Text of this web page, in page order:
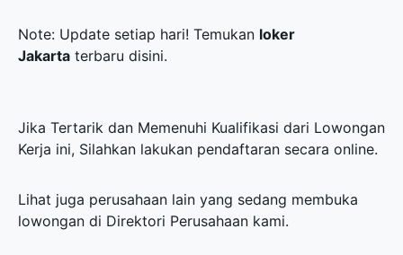
Note: Update setiap hari! Temukan loker
Jakarta terbaru disini.
Jika Tertarik dan Memenuhi Kualifikasi dari Lowongan
Kerja ini, Silahkan lakukan pendaftaran secara online.
Lihat juga perusahaan lain yang sedang membuka
lowongan di Direktori Perusahaan kami.